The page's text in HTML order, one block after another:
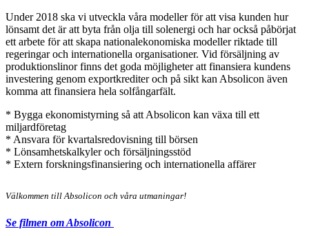
Under 2018 ska vi utveckla våra modeller för att visa kunden hur
lönsamt det är att byta från olja till solenergi och har också påbörjat
ett arbete för att skapa nationalekonomiska modeller riktade till
regeringar och internationella organisationer. Vid försäljning av
produktionslinor finns det goda möjligheter att finansiera kundens
investering genom exportkrediter och på sikt kan Absolicon även
komma att finansiera hela solfångarfält.
* Bygga ekonomistyrning så att Absolicon kan växa till ett
miljardföretag
* Ansvara för kvartalsredovisning till börsen
* Lönsamhetskalkyler och försäljningsstöd
* Extern forskningsfinansiering och internationella affärer
Välkommen till Absolicon och våra utmaningar!
Se filmen om Absolicon